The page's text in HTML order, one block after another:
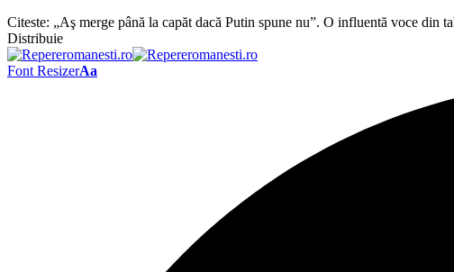
Citeste: „Aş merge până la capăt dacă Putin spune nu”. O influentă voce din
Distribuie
Font ResizerAa